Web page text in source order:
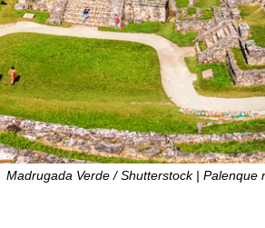
Madrugada Verde / Shutterstock | Palenque